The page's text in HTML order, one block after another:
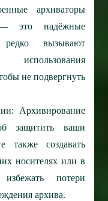
архиваторы
— это надёжные
редко вызывают
не подвергнуть
Архивирование
защитить ваши
также создавать
носителях или в
потери
архива.